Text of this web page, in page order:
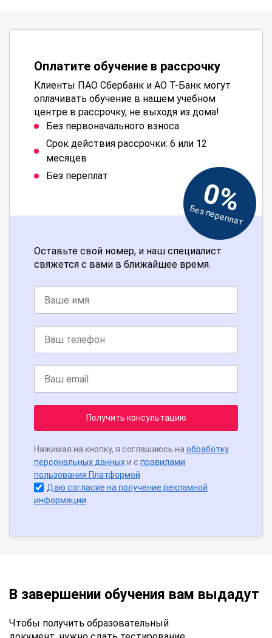
Оплатите обучение в рассрочку
Клиенты ПАО Сбербанк и АО Т-Банк могут
оплачивать обучение в нашем учебном
центре в рассрочку, не выходя из дома!
Без первоначального взноса
Срок действия рассрочки: 6 или 12
месяцев
Без переплат
0%
Без переплат
Оставьте свой номер, и наш специалист
свяжется с вами в ближайшее время.
Получить консультацию
Нажимая на кнопку, я соглашаюсь на обработку
персональных данныхи с правилами
пользования Платформой
Даю согласие на получение рекламной
информации
В завершении обучения вам выдадут
Чтобы получить образовательный